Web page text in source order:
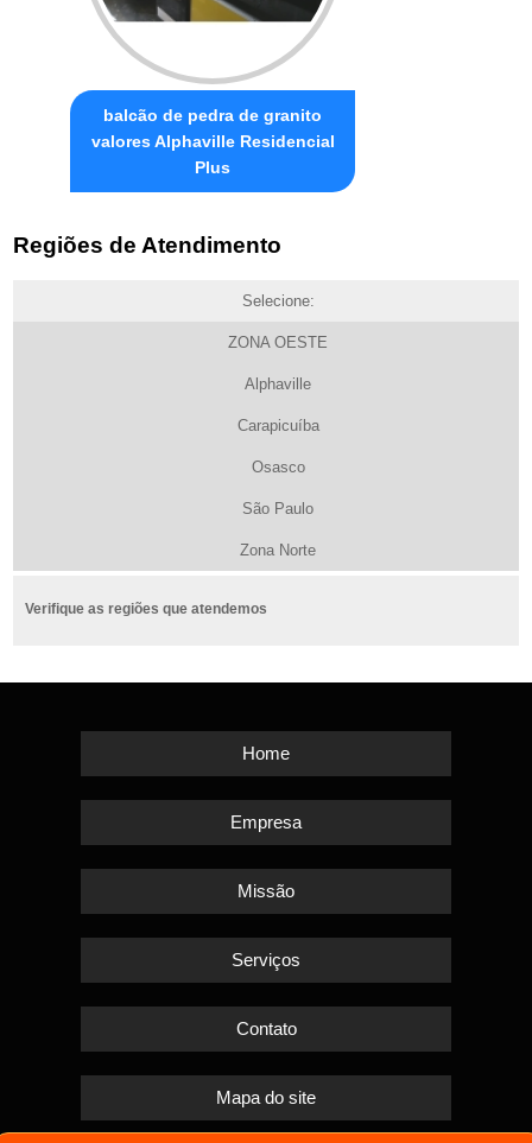
balcão de pedra de granito
valores Alphaville Residencial
Plus
Regiões de Atendimento
Selecione:
ZONA OESTE
Alphaville
Carapicuíba
Osasco
São Paulo
Zona Norte
Verifique as regiões que atendemos
Home
Empresa
Missão
Serviços
Contato
Mapa do site